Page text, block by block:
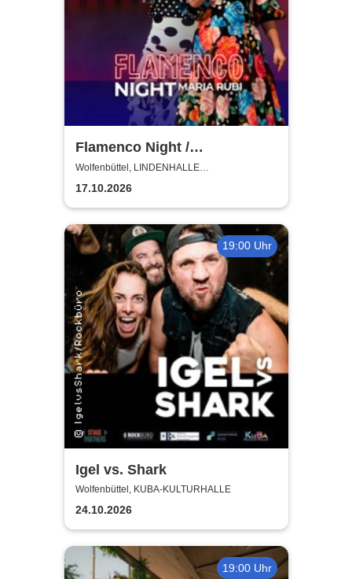
Flamenco Night /
Flamencomanía Tour 26/27 -
Deutschlands größte
Flamenco-Tournee
Wolfenbüttel, LINDENHALLE
WOLFENBÜTTEL
17.10.2026
19:00 Uhr
Igel vs. Shark
Wolfenbüttel, KUBA-KULTURHALLE
24.10.2026
19:00 Uhr